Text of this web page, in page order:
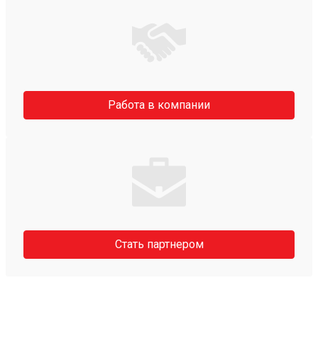
Работа в компании
Стать партнером